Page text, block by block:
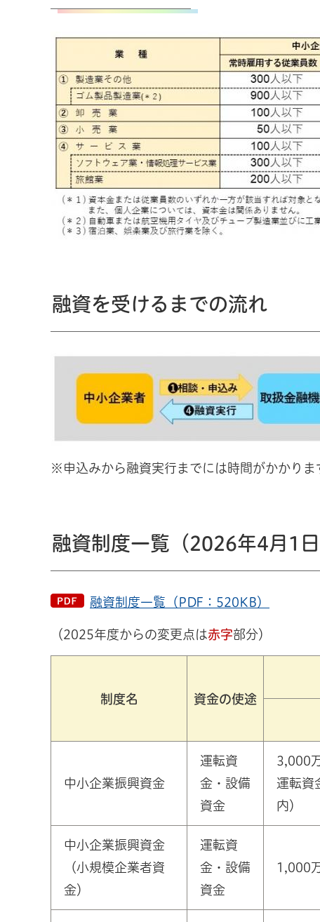
融資を受けるまでの流れ
※申込みから融資実行までには時間がかかりま
融資制度一覧（2026年4月1日
融資制度一覧（PDF：520KB）
（2025年度からの変更点は赤字部分）
制度名 資金の使途
中小企業振興資金
運転資
金・設備
資金
3,000
運転資
内）
中小企業振興資金
（小規模企業者資
金）
運転資
金・設備
資金
1,000